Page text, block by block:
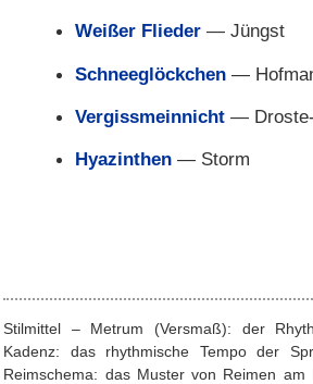
Weißer Flieder— Jüngst
Schneeglöckchen—
Vergissmeinnicht—
Hyazinthen— Storm
Stilmittel – Metrum (Versmaß): der
Kadenz: das rhythmische Tempo der
Reimschema: das Muster von Reimen